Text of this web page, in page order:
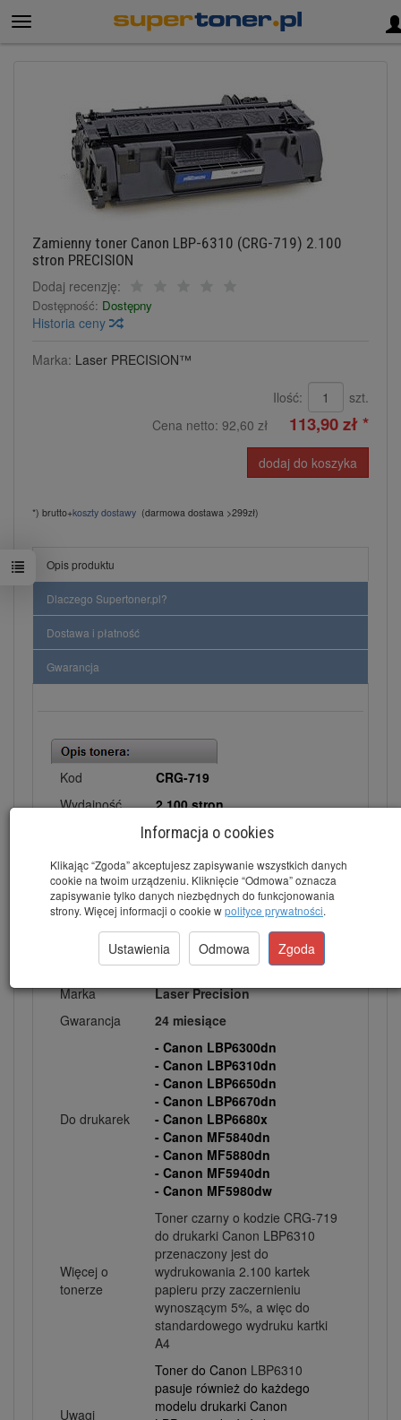
Zamienny toner Canon LBP-6310 (CRG-719) 2.100
stron PRECISION
Dodaj recenzję:
Dostępność: Dostępny
Historia ceny
Marka: Laser PRECISION™
Ilość:
szt.
Cena netto: 92,60 zł 113,90 zł *
dodaj do koszyka
*) brutto+koszty dostawy (darmowa dostawa >299zł)
Opis produktu
Dlaczego Supertoner.pl?
Dostawa i płatność
Gwarancja
Kod
CRG-719
Wydajność
2.100 stron
Black (Czarny)
Marka
Laser Precision
Gwarancja
24 miesiące
Do drukarek
- Canon LBP6300dn
- Canon LBP6310dn
- Canon LBP6650dn
- Canon LBP6670dn
- Canon LBP6680x
- Canon MF5840dn
- Canon MF5880dn
- Canon MF5940dn
- Canon MF5980dw
Więcej o
tonerze
Toner czarny o kodzie CRG-719
do drukarki Canon LBP6310
przenaczony jest do
wydrukowania 2.100 kartek
papieru przy zaczernieniu
wynoszącym 5%, a więc do
standardowego wydruku kartki
A4
Uwagi
Toner do Canon LBP6310
pasuje również do każdego
modelu drukarki Canon
Informacja o cookies
Klikając “Zgoda” akceptujesz zapisywanie wszystkich danych
cookie na twoim urządzeniu. Kliknięcie “Odmowa” oznacza
zapisywanie tylko danych niezbędnych do funkcjonowania
strony. Więcej informacji o cookie wpolityce prywatności.
Ustawienia Odmowa Zgoda